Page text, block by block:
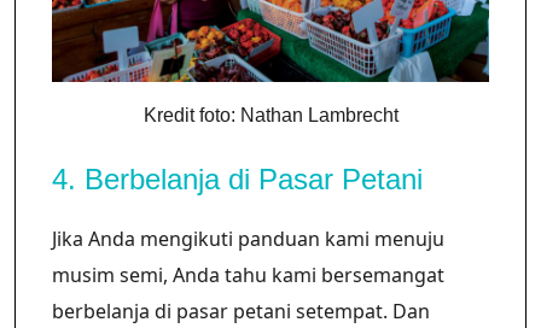
Kredit foto: Nathan Lambrecht
4. Berbelanja di Pasar Petani
Jika Anda mengikuti panduan kami menuju
musim semi, Anda tahu kami bersemangat
berbelanja di pasar petani setempat. Dan